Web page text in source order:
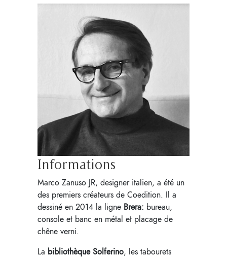
Informations
Marco Zanuso JR, designer italien, a été un
des premiers créateurs de Coedition. Il a
dessiné en 2014 la ligne Brera: bureau,
console et banc en métal et placage de
chêne verni.
La bibliothèque Solferino, les tabourets